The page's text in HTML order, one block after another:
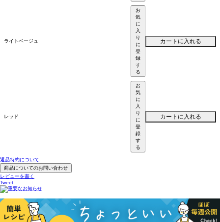
ライトベージュ
お
気
に
入
り
に
登
録
す
る
カートに入れる
レッド
お
気
に
入
り
に
登
録
す
る
カートに入れる
返品特約について
商品についてのお問い合わせ
レビューを書く
Tweet